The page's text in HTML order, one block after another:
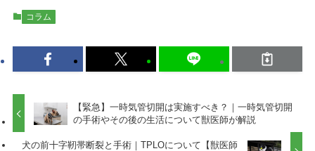
コラム
【緊急】一時気管切開は実施すべき？｜一時気管切開
の手術やその後の生活について獣医師が解説
犬の前十字靭帯断裂と手術｜TPLOについて【獣医師